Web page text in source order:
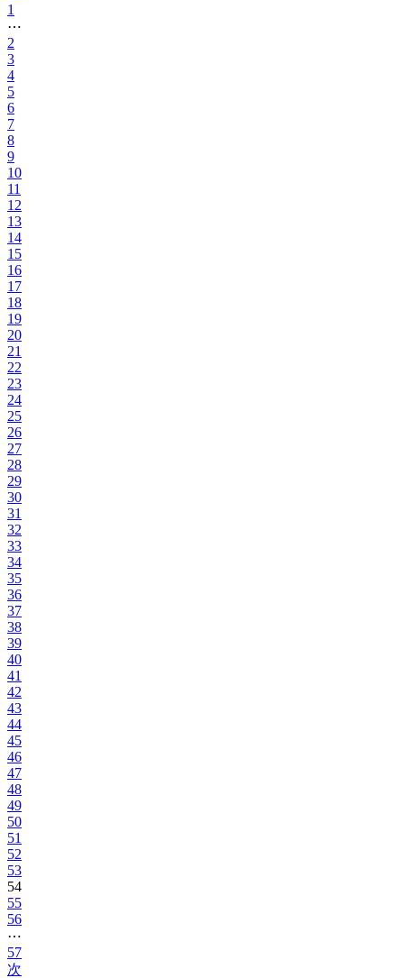
1
⋯
2
3
4
5
6
7
8
9
10
11
12
13
14
15
16
17
18
19
20
21
22
23
24
25
26
27
28
29
30
31
32
33
34
35
36
37
38
39
40
41
42
43
44
45
46
47
48
49
50
51
52
53
54
55
56
⋯
57
次